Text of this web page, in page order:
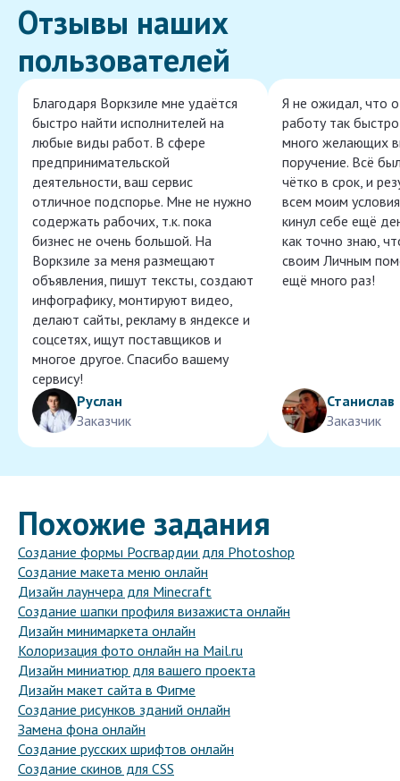
Отзывы наших
пользователей
Благодаря Воркзиле мне удаётся
быстро найти исполнителей на
любые виды работ. В сфере
предпринимательской
деятельности, ваш сервис
отличное подспорье. Мне не нужно
содержать рабочих, т.к. пока
бизнес не очень большой. На
Воркзиле за меня размещают
объявления, пишут тексты, создают
инфографику, монтируют видео,
делают сайты, рекламу в яндексе и
соцсетях, ищут поставщиков и
многое другое. Спасибо вашему
сервису!
Руслан
Заказчик
Я не ожидал, что
работу так
много желающих
поручение. Всё
чётко в срок, и
всем моим
кинул себе ещё
как точно знаю,
своим Личным
ещё много раз!
Станислав
Заказчик
Похожие задания
Создание формы Росгвардии для Photoshop
Создание макета меню онлайн
Дизайн лаунчера для Minecraft
Создание шапки профиля визажиста онлайн
Дизайн минимаркета онлайн
Колоризация фото онлайн на Mail.ru
Дизайн миниатюр для вашего проекта
Дизайн макет сайта в Фигме
Создание рисунков зданий онлайн
Замена фона онлайн
Создание русских шрифтов онлайн
Создание скинов для CSS